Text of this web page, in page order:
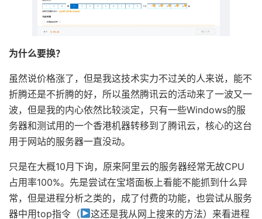
为什么要换？
虽然说价格涨了，但是我这技术实力不过关的人来说，能不
折腾还是不折腾的好，所以虽然腾讯云的活动来了一波又一
波，但是我的内心依然比较淡定，只有一些Windows的服
务器和测试用的一个香港机器转移到了腾讯云，核心的这台
用于网站的服务器一直没动。
只是在大概10月下询，原来阿里云的服务器经常无故CPU
占用率100%。先是尝试在宝塔面板上看能不能抓到什么异
常，但是进程分析之类的，成了付费的功能，也尝试从服务
器中用top指令（
这还是我从网上搜来的方法）来看进程